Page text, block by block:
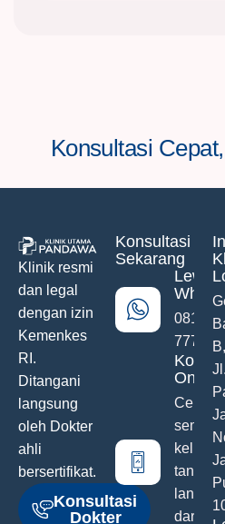
Konsultasi
Klinik resmi
dan legal
dengan izin
Kemenkes
RI.
Ditangani
langsung
oleh Dokter
ahli
bersertifikat.
Konsultasi
Dokter
Konsultasi
Sekarang
Lewat
0811-
777
Online
semua
tanpa
dari
Jl.